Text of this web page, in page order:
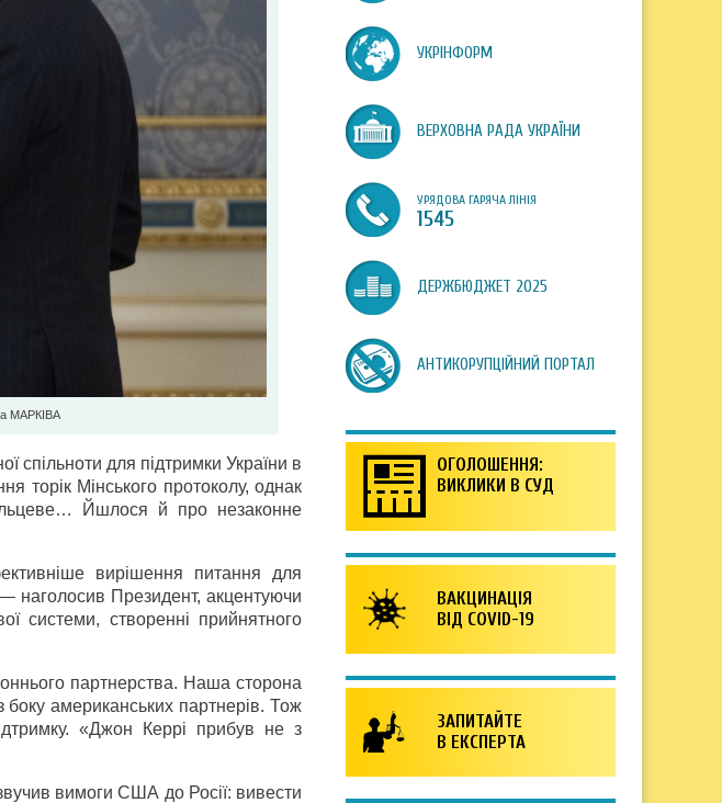
МAРКIВA
спільноти для підтримки України в
торік Мінського протоколу, однак
Йшлося й про незаконне
вирішення питання для
наголосив Президент, акцентуючи
системи, створенні прийнятного
партнерства. Наша сторона
боку американських партнерів. Тож
«Джон Керрі прибув не з
вимоги США до Росії: вивести
УКРІНФОРМ
ВЕРХОВНА РАДА УКРАЇНИ
УРЯДОВА ГАРЯЧА ЛІНІЯ
1545
ДЕРЖБЮДЖЕТ 2025
АНТИКОРУПЦІЙНИЙ ПОРТАЛ
ОГОЛОШЕННЯ:
ВИКЛИКИ В СУД
ВАКЦИНАЦІЯ
ВІД COVID-19
ЗАПИТАЙТЕ
В ЕКСПЕРТА